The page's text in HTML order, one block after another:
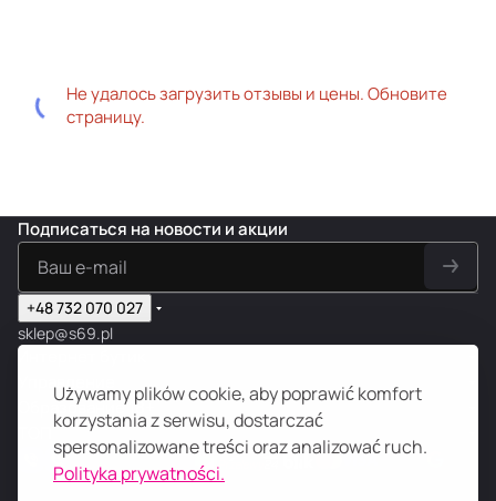
Używamy plików cookie, aby poprawić komfort
korzystania z serwisu, dostarczać
spersonalizowane treści oraz analizować ruch.
Polityka prywatności.
Не удалось загрузить отзывы и цены. Обновите
страницу.
Подписаться на новости и акции
+48 732 070 027
sklep@s69.pl
Интернет бутик
Управление
Образование 18+